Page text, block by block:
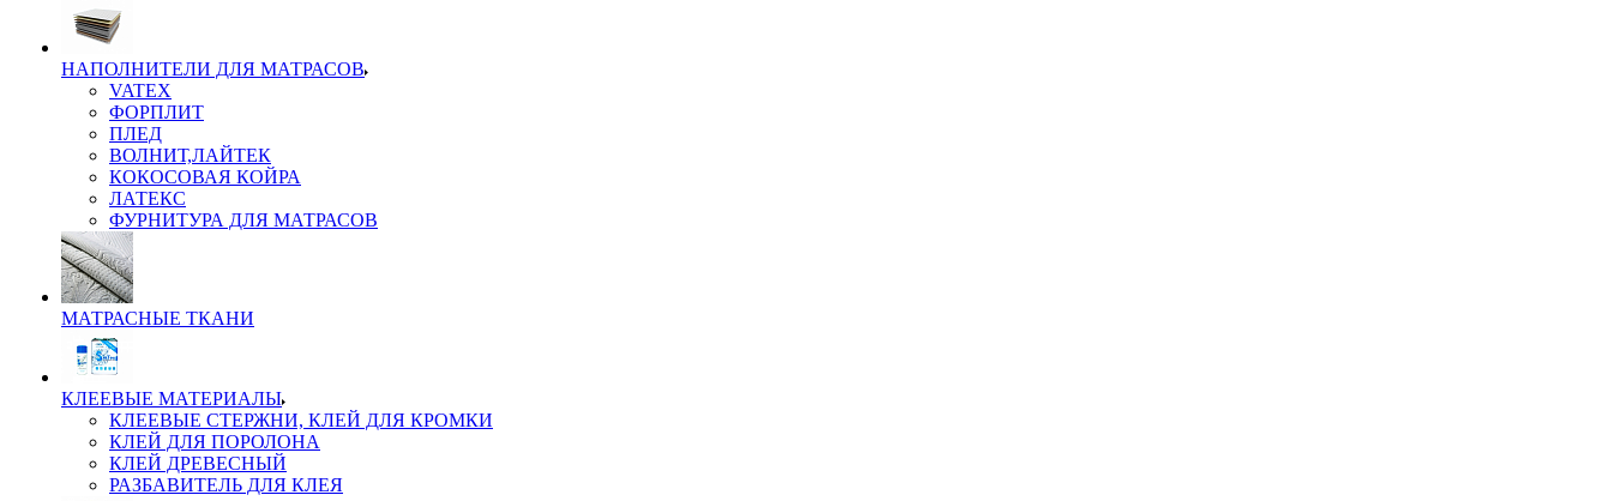
НАПОЛНИТЕЛИ ДЛЯ МАТРАСОВ
VATEX
ФОРПЛИТ
ПЛЕД
ВОЛНИТ,ЛАЙТЕК
КОКОСОВАЯ КОЙРА
ЛАТЕКС
ФУРНИТУРА ДЛЯ МАТРАСОВ
МАТРАСНЫЕ ТКАНИ
КЛЕЕВЫЕ МАТЕРИАЛЫ
КЛЕЕВЫЕ СТЕРЖНИ, КЛЕЙ ДЛЯ КРОМКИ
КЛЕЙ ДЛЯ ПОРОЛОНА
КЛЕЙ ДРЕВЕСНЫЙ
РАЗБАВИТЕЛЬ ДЛЯ КЛЕЯ